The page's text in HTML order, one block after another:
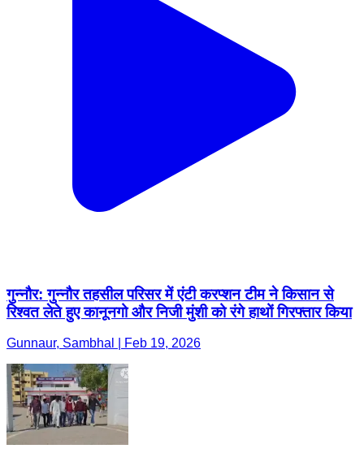
गुन्नौर: गुन्नौर तहसील परिसर में एंटी करप्शन टीम ने किसान से
रिश्वत लेते हुए कानूनगो और निजी मुंशी को रंगे हाथों गिरफ्तार किया
Gunnaur, Sambhal | Feb 19, 2026